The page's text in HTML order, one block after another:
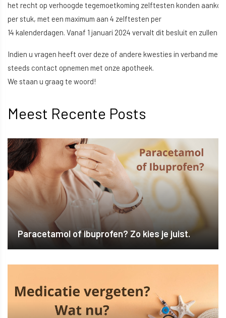
het recht op verhoogde tegemoetkoming zelftesten konden
per stuk, met een maximum aan 4 zelftesten per
14 kalenderdagen. Vanaf 1 januari 2024 vervalt dit besluit en
Indien u vragen heeft over deze of andere kwesties in verband met
steeds contact opnemen met onze apotheek.
We staan u graag te woord!
Meest Recente Posts
Paracetamol of ibuprofen? Zo kies je juist.